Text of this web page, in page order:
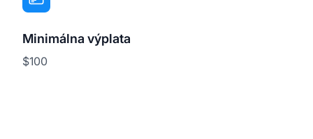
Minimálna výplata
$100